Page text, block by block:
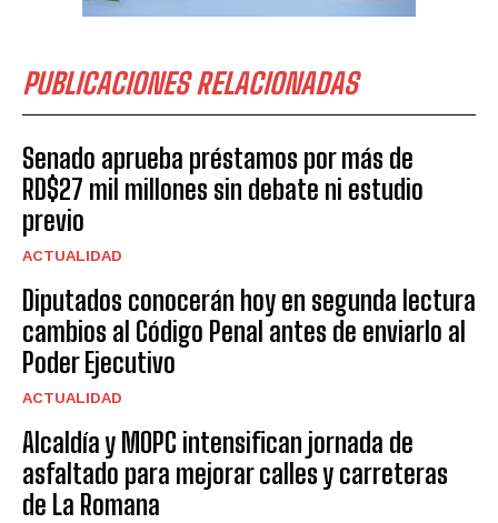
PUBLICACIONES RELACIONADAS
Senado aprueba préstamos por más de
RD$27 mil millones sin debate ni estudio
previo
ACTUALIDAD
Diputados conocerán hoy en segunda lectura
cambios al Código Penal antes de enviarlo al
Poder Ejecutivo
ACTUALIDAD
Alcaldía y MOPC intensifican jornada de
asfaltado para mejorar calles y carreteras
de La Romana